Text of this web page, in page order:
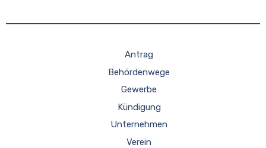
Antrag
Behördenwege
Gewerbe
Kündigung
Unternehmen
Verein